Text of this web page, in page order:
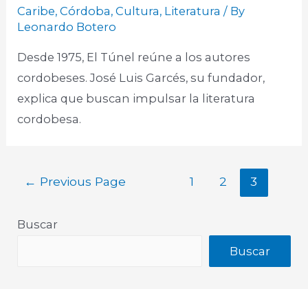
Caribe,Córdoba,Cultura, Literatura / By
Leonardo Botero
Desde 1975, El Túnel reúne a los autores
cordobeses. José Luis Garcés, su fundador,
explica que buscan impulsar la literatura
cordobesa.
← Previous Page 1 2 3
Buscar
Buscar